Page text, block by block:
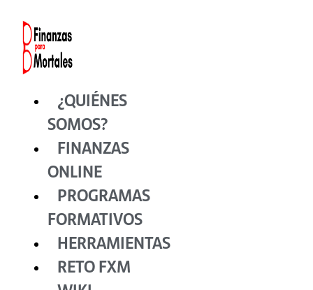
contenido
¿QUIÉNES
SOMOS?
FINANZAS
ONLINE
PROGRAMAS
FORMATIVOS
HERRAMIENTAS
RETO FXM